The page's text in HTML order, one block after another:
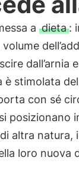
a dieta:
dall’arnia
stimolata
con sé
posizionano
altra natura,
loro nuova